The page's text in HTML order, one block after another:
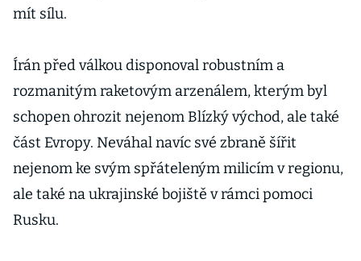
mít sílu.
Írán před válkou disponoval robustním a
rozmanitým raketovým arzenálem, kterým byl
schopen ohrozit nejenom Blízký východ, ale také
část Evropy. Neváhal navíc své zbraně šířit
nejenom ke svým spřáteleným milicím v regionu,
ale také na ukrajinské bojiště v rámci pomoci
Rusku.